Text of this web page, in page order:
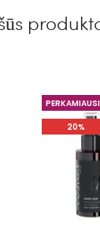
20%